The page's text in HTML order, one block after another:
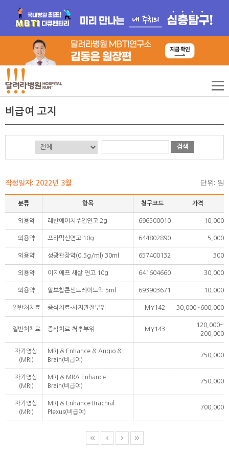
비급여 고지
검색
작성일자: 2022년 3월 단위: 원
분류 항목 청구코드 가격
외용약 레반에이치주입연고 2g 696500010 10,000
외용약 프라믹신연고 10g 644802890 5,000
외용약 성광관장약(0.5g/ml) 30ml 657400132 300
외용약 이지에프 새살 연고 10g 641604660 30,000
외용약 알보칠콘센트레이트액 5ml 693903671 10,000
일반처치료 증식치료-사지관절부위 MY142 30,000~600,000
일반처치료 증식치료-척추부위 MY143
120,000~
200,000
자기영상
(MRI)
MRI & Enhance & Angio &
Brain(비급여)
750,000
자기영상
(MRI)
MRI & MRA Enhance
Brain(비급여)
750,000
자기영상
(MRI)
MRI & Enhance Brachial
Plexus(비급여)
700,000